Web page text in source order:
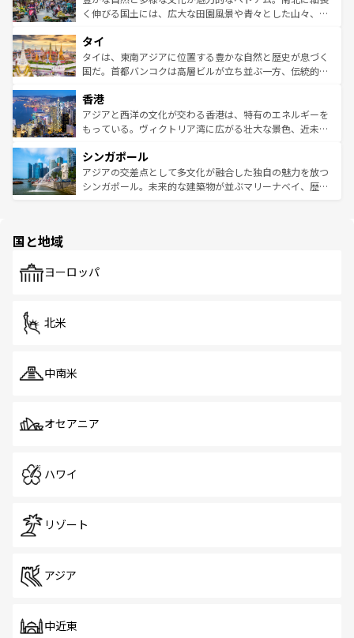
照してほしい。
まで、さまざまな韓国料理が待っている。夜には、韓国な
リティに包まれながら、韓国の多彩な魅力を心ゆくまで味
わってみてほしい。 なお、新着の韓国情報はコンテンツ一
覧を参照してほしい。
く伸びる国土には、広大な田園風景や青々とした山々、世
急速な発展と共に伝統が息づく。ハノイの古い町並みやホ
ーチミン市のフランス統治時代の建物も、独特の雰囲気を
醸し出している。また、バラエティの豊かさとおいしさで
とつ。フォーやバインミー、ベトナムコーヒーなどは、ぜ
ひ現地で味わいたい。どの地域を訪れてもあたたかい人々
が旅行者を迎えてくれるので、きっと忘れられない旅にな
参照してほしい。
タイ
タイは、東南アジアに位置する豊かな自然と歴史が息づく
国だ。首都バンコクは高層ビルが立ち並ぶ一方、伝統的な
の活気が交差している。北部ではチェンマイなどの山岳地
帯で自然と触れ合い、南部ではプーケットやクラビの美し
いビーチでリゾート気分を楽しむことができる。タイ料理
激する。気候は一年中温暖で、どの季節にも異なる楽しみ
が待っている。親しみやすいタイの人々、仏教を中心とし
た文化、そして多様な観光資源が、訪れる旅人を魅了し続
香港
アジアと西洋の文化が交わる香港は、特有のエネルギーを
もっている。ヴィクトリア湾に広がる壮大な景色、近未来
み、どこを訪れても感動するはず。観光スポットが密集し
ており、効率よく見どころを回れるのも魅力。息をのむよ
うな絶景から文化的な体験まで、香港を存分に楽しみ尽く
シンガポール
アジアの交差点として多文化が融合した独自の魅力を放つ
シンガポール。未来的な建築物が並ぶマリーナベイ、歴史
で、ホーカーズは地元の風情を楽しめる外せないスポット
国と地域
ヨーロッパ
北米
中南米
オセアニア
ハワイ
リゾート
アジア
中近東